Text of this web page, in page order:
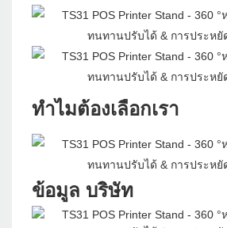
ทำไมต้องเลือกเรา
ข้อมูล บริษัท